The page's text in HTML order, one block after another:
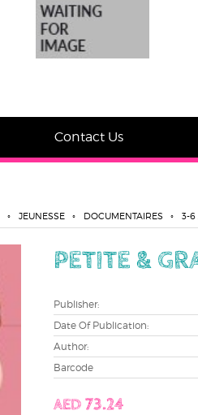
Contact Us
JEUNESSE DOCUMENTAIRES 3-6
PETITE &
Publisher:
Date Of Publication:
Author:
Barcode
AED 73.24